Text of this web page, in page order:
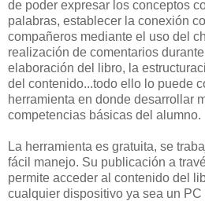
de poder expresar los conceptos
palabras, establecer la conexión
compañeros mediante el uso del
realización de comentarios
elaboración del libro, la
del contenido...todo ello lo puede
herramienta en donde desarrollar
competencias básicas del alumno.
La herramienta es gratuita, se
fácil manejo. Su publicación a
permite acceder al contenido del
cualquier dispositivo ya sea un